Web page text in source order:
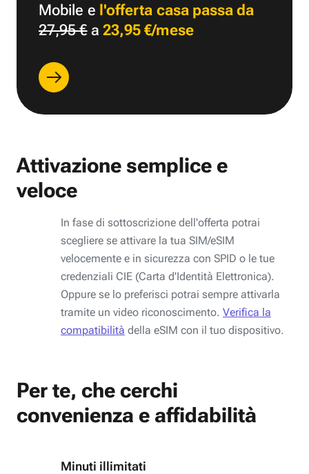
Mobile e l'offerta casa passa da
27,95 €a 23,95 €/mese
Attivazione semplice e
veloce
In fase di sottoscrizione dell'offerta potrai
scegliere se attivare la tua SIM/eSIM
velocemente e in sicurezza con SPID o le tue
credenziali CIE (Carta d'Identità Elettronica).
Oppure se lo preferisci potrai sempre attivarla
tramite un video riconoscimento. Verifica la
compatibilità della eSIM con il tuo dispositivo.
Per te, che cerchi
convenienza e affidabilità
Minuti illimitati